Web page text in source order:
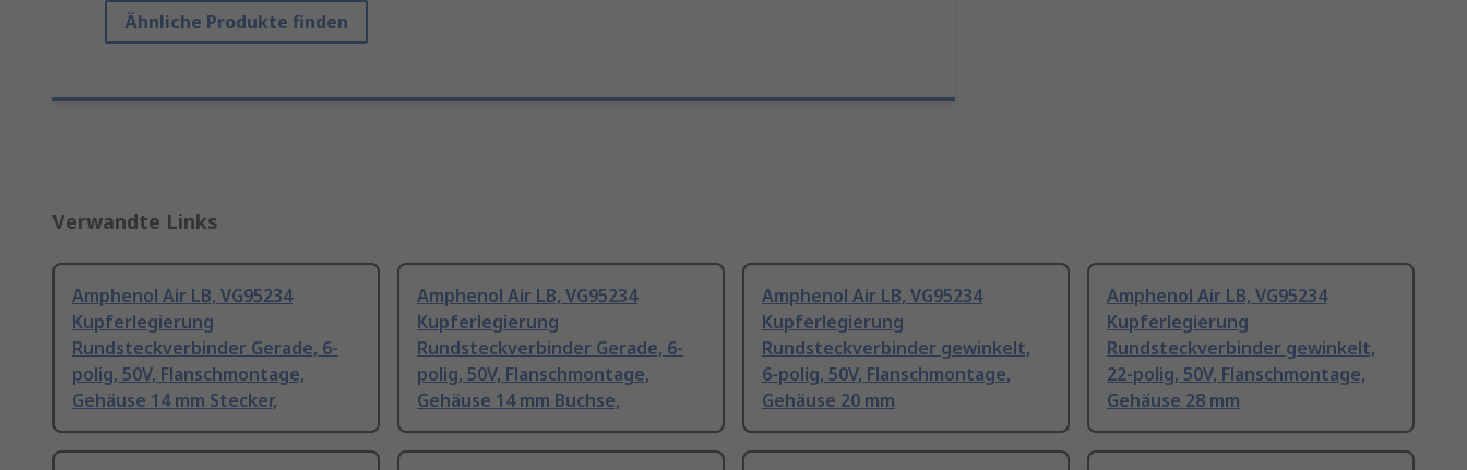
Ähnliche Produkte finden
Verwandte Links
Amphenol Air LB, VG95234
Kupferlegierung
Rundsteckverbinder Gerade, 6-
polig, 50V, Flanschmontage,
Gehäuse 14 mm Stecker,
Amphenol Air LB, VG95234
Kupferlegierung
Rundsteckverbinder Gerade, 6-
polig, 50V, Flanschmontage,
Gehäuse 14 mm Buchse,
Amphenol Air LB, VG95234
Kupferlegierung
Rundsteckverbinder gewinkelt,
6-polig, 50V, Flanschmontage,
Gehäuse 20 mm
Amphenol Air LB, VG95234
Kupferlegierung
Rundsteckverbinder gewinkelt,
22-polig, 50V, Flanschmontage,
Gehäuse 28 mm